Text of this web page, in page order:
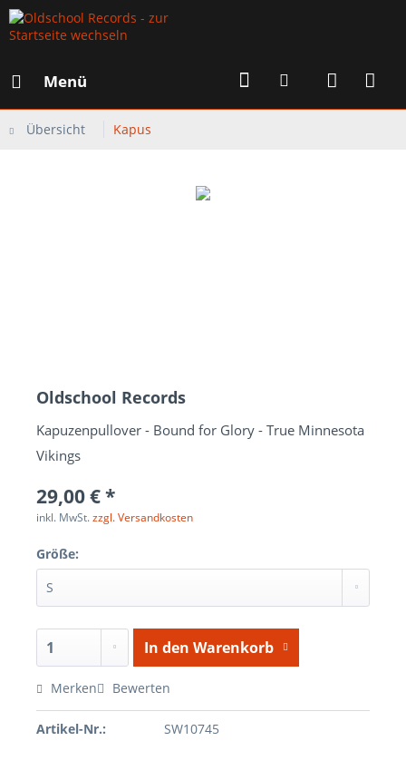
Menü
Übersicht Kapus
Oldschool Records
Kapuzenpullover - Bound for Glory - True Minnesota
Vikings
29,00 € *
inkl. MwSt.zzgl. Versandkosten
Größe:
In den Warenkorb
Merken Bewerten
Artikel-Nr.: SW10745